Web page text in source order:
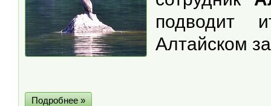
подводит
Алтайском
Подробнее »